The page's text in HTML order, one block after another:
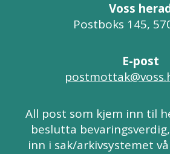
Voss
Postboks 145,
E-post
All post som kjem inn til
beslutta
inn i sak/arkivsystemet